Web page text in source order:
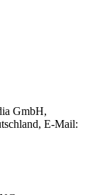
GmbH,
E-Mail: